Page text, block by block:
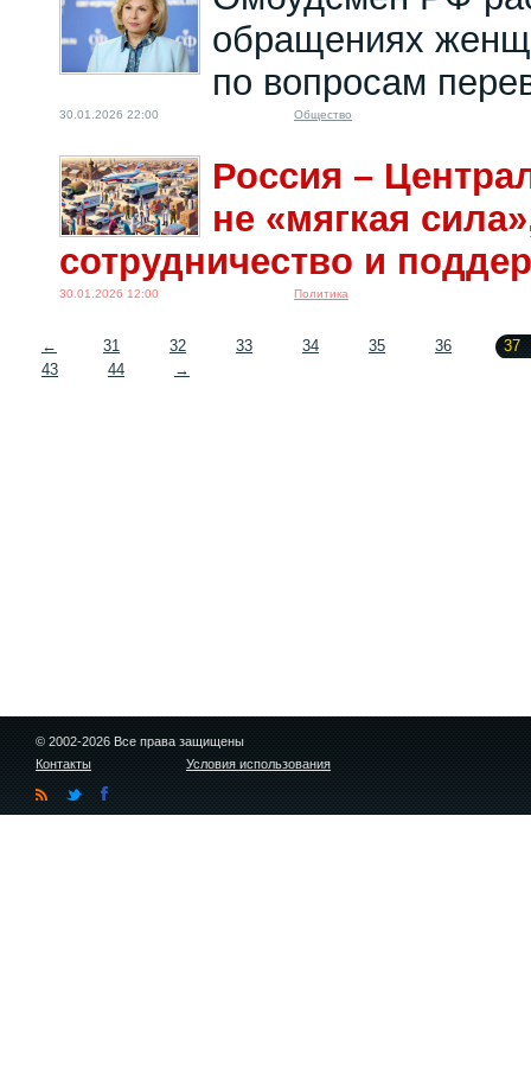
обращениях
по вопросам
30.01.2026 22:00 Общество
Россия –
не «мягкая
сотрудничество и
30.01.2026 12:00 Политика
← 31 32 33 34 35 36
37
43
44 →
© 2002-2026 Все права защищены
Контакты
Условия использования